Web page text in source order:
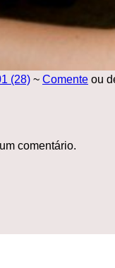
(28) ~ Comente ou
comentário.